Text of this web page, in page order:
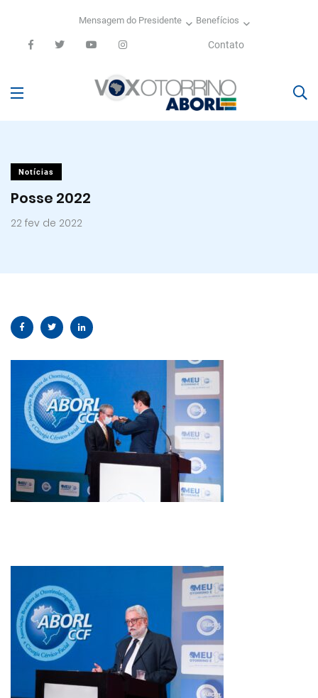
Mensagem do Presidente Benefícios
Contato
Notícias
Posse 2022
22 fev de 2022